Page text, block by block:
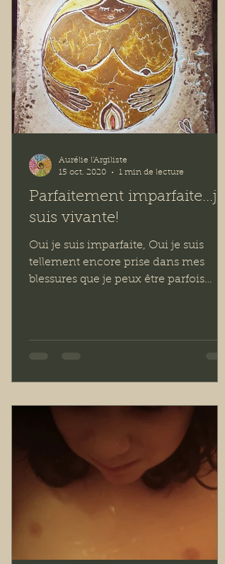
expressif de soi et de son paysage
intérieur? S’élever, serait-ce une clef
pour atteindre la poésie du tout pe
Parfaitement imparfaite...je
suis vivante!
Oui je suis imparfaite, Oui je suis
tellement encore prise dans mes
blessures que je peux être parfois
Aurélie l'Argiliste
15 oct. 2020
1 min de lecture